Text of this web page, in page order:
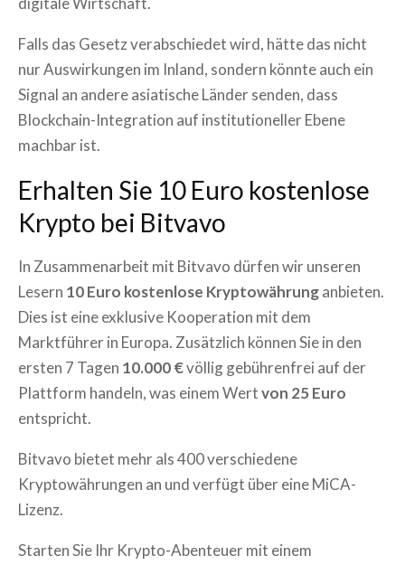
Falls das Gesetz verabschiedet wird, hätte das nicht
nur Auswirkungen im Inland, sondern könnte auch ein
Signal an andere asiatische Länder senden, dass
Blockchain-Integration auf institutioneller Ebene
machbar ist.
Erhalten Sie 10 Euro kostenlose
Krypto bei Bitvavo
In Zusammenarbeit mit Bitvavo dürfen wir unseren
Lesern 10 Euro kostenlose Kryptowährunganbieten.
Dies ist eine exklusive Kooperation mit dem
Marktführer in Europa. Zusätzlich können Sie in den
ersten 7 Tagen 10.000 €völlig gebührenfrei auf der
Plattform handeln, was einem Wertvon 25 Euro
entspricht.
Bitvavo bietet mehr als 400 verschiedene
Kryptowährungen an und verfügt über eine MiCA-
Lizenz.
Starten Sie Ihr Krypto-Abenteuer mit einem